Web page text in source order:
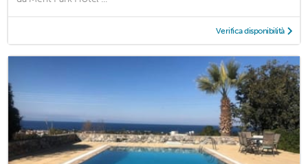
Verifica disponibilità